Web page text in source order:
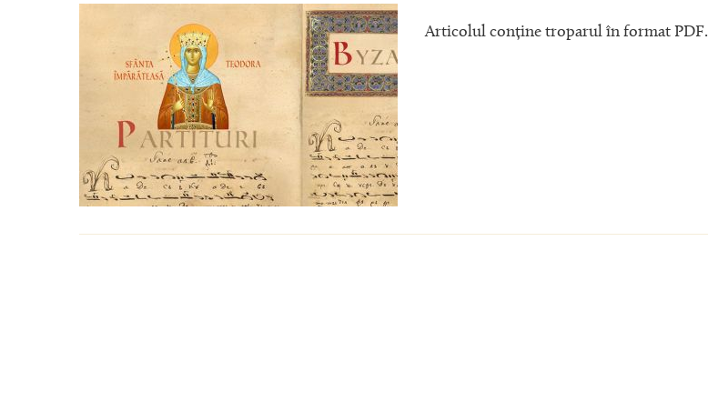
Articolul conține troparul în format PDF.